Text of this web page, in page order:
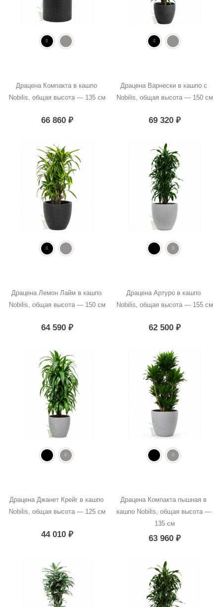
Драцена Компакта в кашпо
Nobilis, общая высота — 135 см
66 860₽
Драцена Варнески в кашпо с
Nobilis, общая высота — 150 см
69 320 ₽
Драцена Лемон Лайм в кашпо
Nobilis, общая высота — 150 см
64 590₽
Драцена Артуро в кашпо
Nobilis, общая высота — 155 см
62 500 ₽
Драцена Джанет Крейг в кашпо
Nobilis, общая высота — 125 см
44 010₽
Драцена Компакта пышная в
кашпо Nobilis, общая высота —
135 см
63 960 ₽